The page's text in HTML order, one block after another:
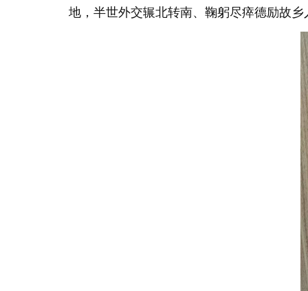
地，半世外交辗北转南、鞠躬尽瘁德励故乡